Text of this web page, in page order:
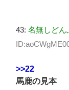
43: 名無しどん
>>22
馬鹿の見本